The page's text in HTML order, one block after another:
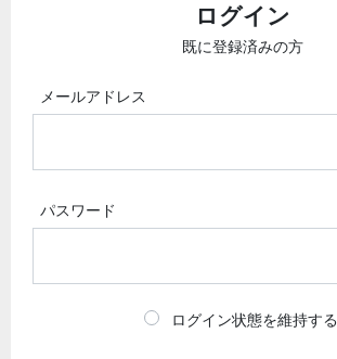
ログイン
既に登録済みの方
メールアドレス
パスワード
ログイン状態を維持する